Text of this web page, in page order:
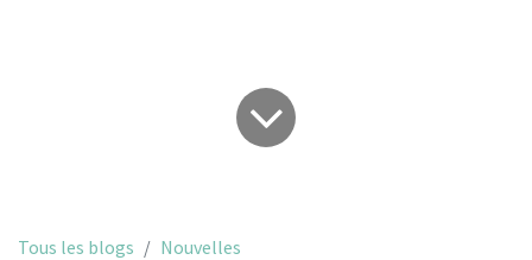
Tous les blogs
Nouvelles